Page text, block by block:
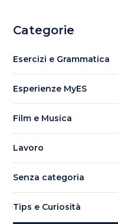
Categorie
Esercizi e Grammatica
Esperienze MyES
Film e Musica
Lavoro
Senza categoria
Tips e Curiosità